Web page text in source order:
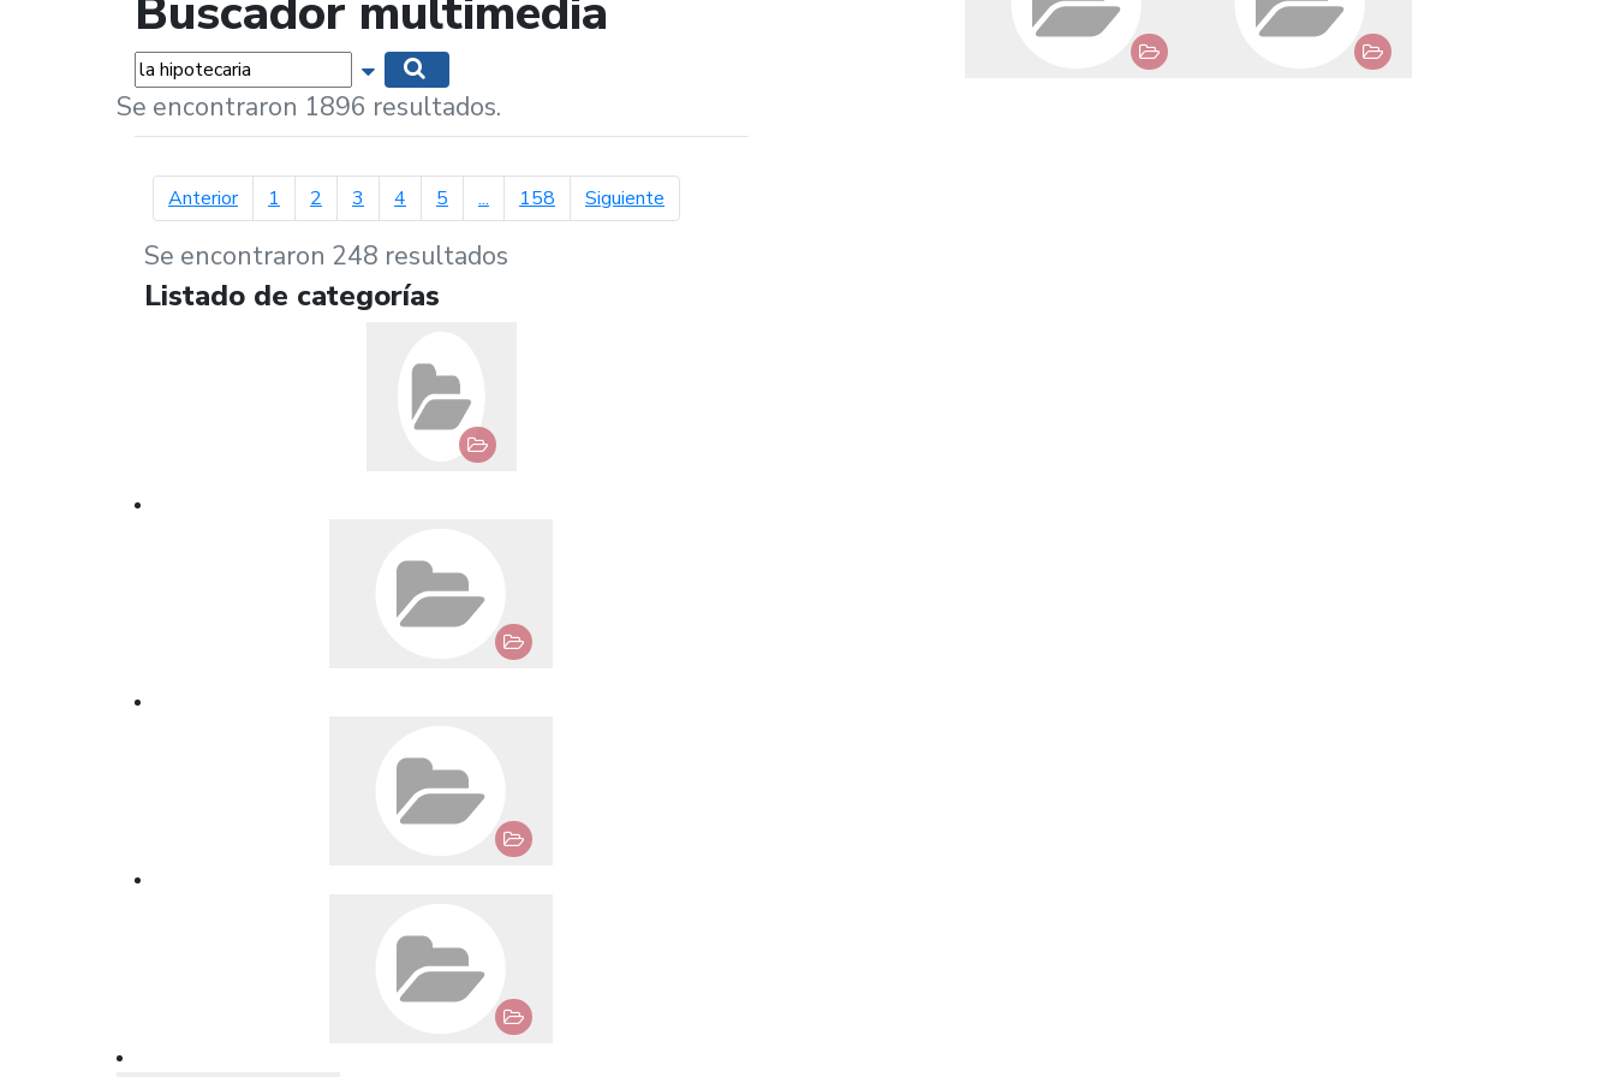
Buscador multimedia
Palabras... Mostrar opciones de búsqueda
Se encontraron 1896 resultados.
Anteriorpágina anterior
1 2 3 4 5 ... 158 Siguientepágina siguiente
Se encontraron 248 resultados
Listado de categorías